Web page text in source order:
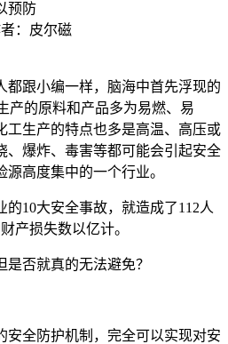
预防
：皮尔磁
都跟小编一样，脑海中首先浮现的
产的原料和产品多为易燃、易
工生产的特点也多是高温、高压或
、爆炸、毒害等都可能会引起安全
高度集中的一个行业。
的10大安全事故，就造成了112人
产损失数以亿计。
否就真的无法避免？
安全防护机制，完全可以实现对安